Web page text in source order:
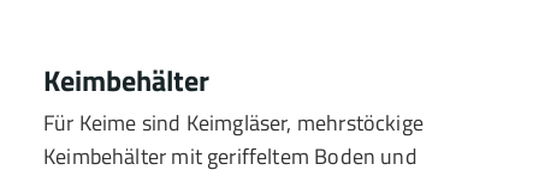
Keimbehälter
Für Keime sind Keimgläser, mehrstöckige
Keimbehälter mit geriffeltem Boden und